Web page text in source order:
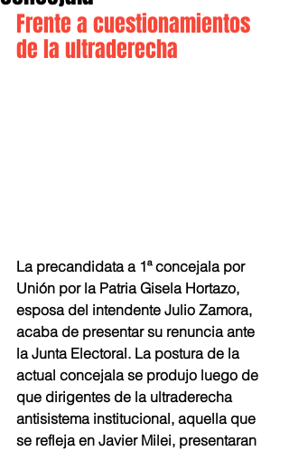
Frente a cuestionamientos
de la ultraderecha
La precandidata a 1ª concejala por
Unión por la Patria Gisela Hortazo,
esposa del intendente Julio Zamora,
acaba de presentar su renuncia ante
la Junta Electoral. La postura de la
actual concejala se produjo luego de
que dirigentes de la ultraderecha
antisistema institucional, aquella que
se refleja en Javier Milei, presentaran